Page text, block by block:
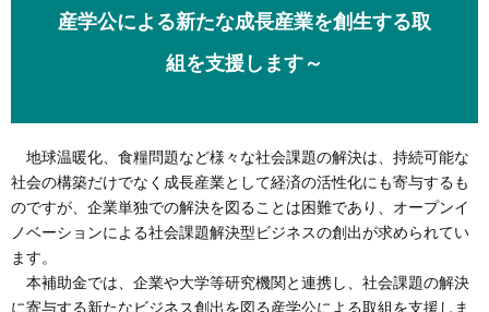
産学公による新たな成長産業を創生する取
組を支援します～
地球温暖化、食糧問題など様々な社会課題の解決は、持続可能な
社会の構築だけでなく成長産業として経済の活性化にも寄与するも
のですが、企業単独での解決を図ることは困難であり、オープンイ
ノベーションによる社会課題解決型ビジネスの創出が求められてい
ます。
本補助金では、企業や大学等研究機関と連携し、社会課題の解決
に寄与する新たなビジネス創出を図る産学公による取組を支援しま